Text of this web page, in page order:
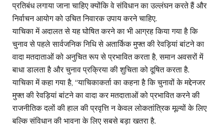
प्रतिबंध लगाया जाना चाहिए क्योंकि वे संविधान का उल्लंघन करते हैं और
निर्वाचन आयोग को उचित निवारक उपाय करने चाहिए.
याचिका में अदालत से यह घोषित करने का भी आग्रह किया गया है कि
चुनाव से पहले सार्वजनिक निधि से अतार्किक मुफ्त की रेवड़ियां बांटने का
वादा मतदाताओं को अनुचित रूप से प्रभावित करता है, समान अवसरों में
बाधा डालता है और चुनाव प्रक्रिया की शुचिता को दूषित करता है.
याचिका में कहा गया है, ‘‘याचिकाकर्ता का कहना है कि चुनावों के मद्देनजर
मुफ्त की रेवड़ियां बांटने का वादा कर मतदाताओं को प्रभावित करने की
राजनीतिक दलों की हाल की प्रवृत्ति न केवल लोकतांत्रिक मूल्यों के लिए
बल्कि संविधान की भावना के लिए सबसे बड़ा खतरा है.